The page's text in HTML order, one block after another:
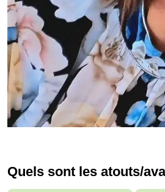
Quels sont les atouts/